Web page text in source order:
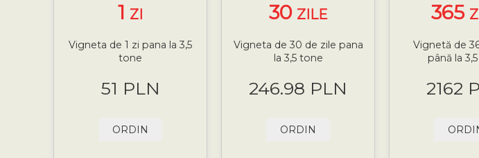
1 ZI
Vigneta de 1 zi pana la 3,5
tone
51 PLN
ORDIN
30 ZILE
Vigneta de 30 de zile pana
la 3,5 tone
246.98 PLN
ORDIN
365
Vignetă de
până la
2162